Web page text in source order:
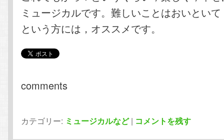
ミュージカルです。難しいことはおいとい
という方には，オススメです。
comments
カテゴリー: ミュージカルなど | コメントを残す